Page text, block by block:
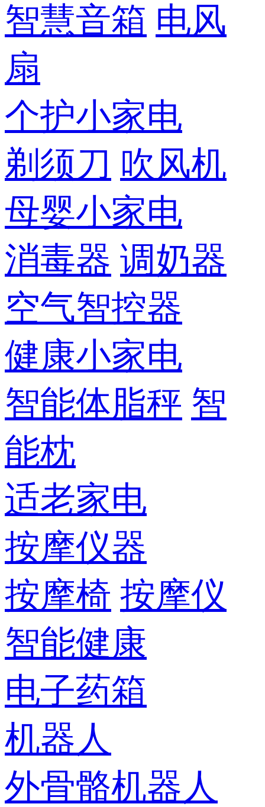
智慧音箱 电风
扇
个护小家电
剃须刀 吹风机
母婴小家电
消毒器 调奶器
空气智控器
健康小家电
智能体脂秤 智
能枕
适老家电
按摩仪器
按摩椅 按摩仪
智能健康
电子药箱
机器人
外骨骼机器人